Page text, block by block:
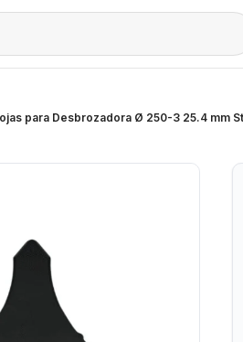
para Desbrozadora Ø 250-3 25.4 mm